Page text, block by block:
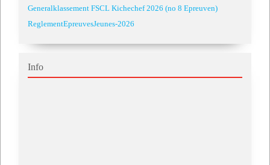
Generalklassement FSCL Kichechef 2026 (no 8 Epreuven)
ReglementEpreuvesJeunes-2026
Info